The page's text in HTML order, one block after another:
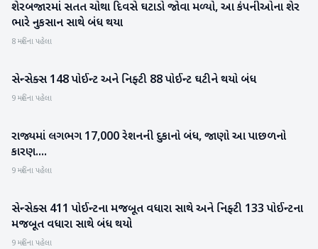
બિઝનેસ
શેરબજારમાં સતત ચોથા દિવસે ઘટાડો જોવા મળ્યો, આ કંપનીઓના શેર
ભારે નુકસાન સાથે બંધ થયા
8 મહિના પહેલા
બિઝનેસ
સેન્સેક્સ 148 પોઈન્ટ અને નિફ્ટી 88 પોઈન્ટ ઘટીને થયો બંધ
9 મહિના પહેલા
ગુજરાત
રાજ્યમાં લગભગ 17,000 રેશનની દુકાનો બંધ, જાણો આ પાછળનો
કારણ....
9 મહિના પહેલા
બિઝનેસ
સેન્સેક્સ 411 પોઈન્ટના મજબૂત વધારા સાથે અને નિફ્ટી 133 પોઈન્ટના
મજબૂત વધારા સાથે બંધ થયો
9 મહિના પહેલા